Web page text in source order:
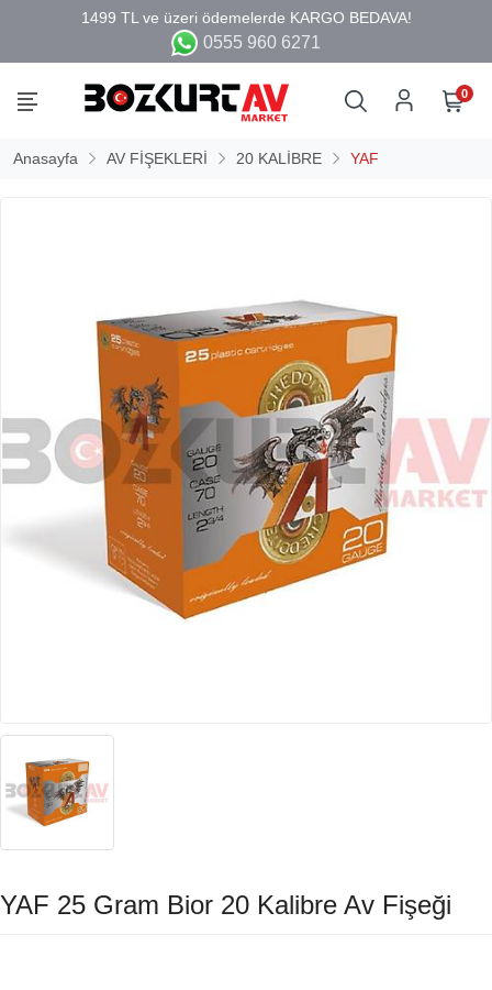
0555 960 6271
0
Anasayfa AV FİŞEKLERİ 20 KALİBRE YAF
YAF 25 Gram Bior 20 Kalibre Av Fişeği